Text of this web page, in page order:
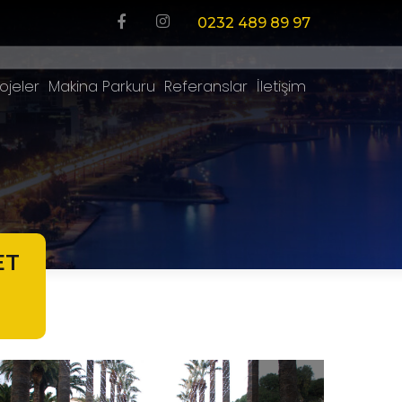
0232 489 89 97
Makina Parkuru Referanslar İletişim